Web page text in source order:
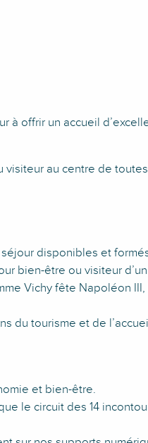
à offrir un accueil
au centre de
disponibles et
bien-être ou visiteur
Vichy fête Napoléon III,
du tourisme et de
et bien-être.
le circuit des 14